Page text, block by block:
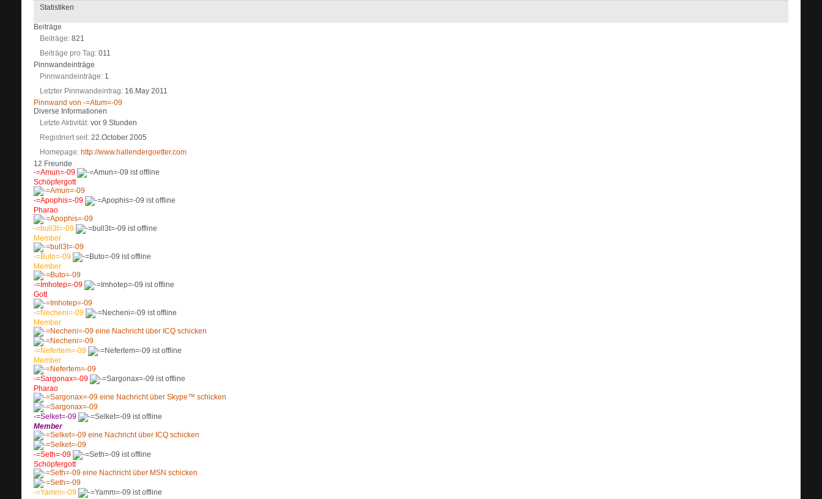
Statistiken
Beiträge
Beiträge 821
Beiträge pro Tag 011
Pinnwandeinträge
Pinnwandeinträge 1
Letzter Pinnwandeintrag 16.May 2011
Pinnwand von -=Atum=-09
Diverse Informationen
Letzte Aktivität vor 9 Stunden
Registriert seit 22.October 2005
Homepage http://www.hallendergoetter.com
12 Freunde
-=Amun=-09
Schöpfergott
-=Apophis=-09
Pharao
-=bull3t=-09
Member
-=Buto=-09
Member
-=Imhotep=-09
Gott
-=Necheni=-09
Member
-=Nefertem=-09
Member
-=Sargonax=-09
Pharao
-=Selket=-09
Member
-=Seth=-09
Schöpfergott
-=Yamm=-09